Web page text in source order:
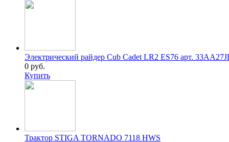
Электрический райдер Cub Cadet LR2 ES76 арт.
0 руб.
Купить
Трактор STIGA TORNADO 7118 HWS